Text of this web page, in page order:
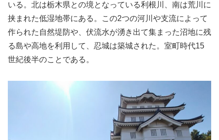
いる。北は栃木県との境となっている利根川、南は荒川に
挟まれた低湿地帯にある。この2つの河川や支流によって
作られた自然堤防や、伏流水が湧き出て集まった沼地に残
る島や高地を利用して、忍城は築城された。室町時代15
世紀後半のことである。